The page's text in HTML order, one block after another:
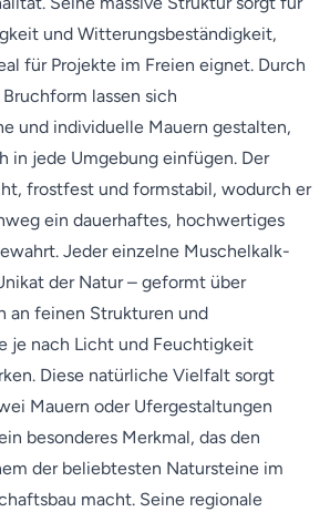
und Witterungsbeständigkeit,
für Projekte im Freien eignet. Durch
lassen sich
und individuelle Mauern gestalten,
in jede Umgebung einfügen. Der
frostfest und formstabil, wodurch er
ein dauerhaftes, hochwertiges
Jeder einzelne Muschelkalk-
der Natur – geformt über
an feinen Strukturen und
je nach Licht und Feuchtigkeit
Diese natürliche Vielfalt sorgt
Mauern oder Ufergestaltungen
besonderes Merkmal, das den
der beliebtesten Natursteine im
macht. Seine regionale